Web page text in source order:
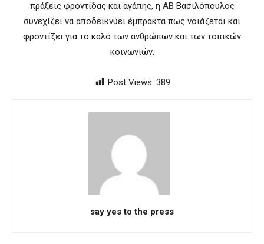
πράξεις φροντίδας και αγάπης, η ΑΒ Βασιλόπουλος
συνεχίζει να αποδεικνύει έμπρακτα πως νοιάζεται και
φροντίζει για το καλό των ανθρώπων και των τοπικών
κοινωνιών.
Post Views: 389
say yes to the press